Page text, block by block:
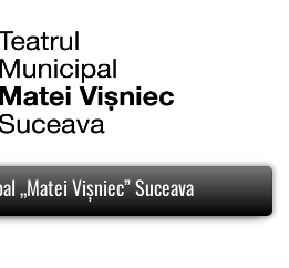
„Matei Vișniec” Suceava